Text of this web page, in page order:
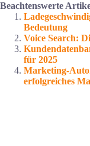
Beachtenswerte
Bedeutung
Voice Search:
für 2025
Marketing-
erfolgreiches